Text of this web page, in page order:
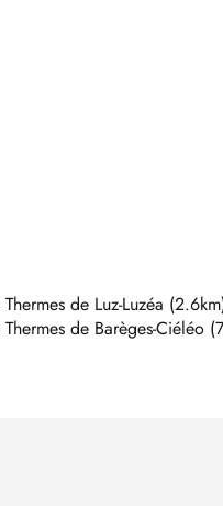
Thermes de Luz-Luzéa
Thermes de Barèges-Ciéléo